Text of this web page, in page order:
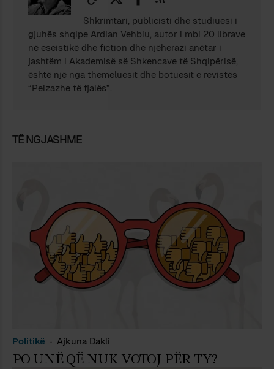
Shkrimtari, publicisti dhe studiuesi i
gjuhës shqipe Ardian Vehbiu, autor i mbi 20 librave
në eseistikë dhe fiction dhe njëherazi anëtar i
jashtëm i Akademisë së Shkencave të Shqipërisë,
është një nga themeluesit dhe botuesit e revistës
“Peizazhe të fjalës”.
TË NGJASHME
Politikë Ajkuna Dakli
PO UNË QË NUK VOTOJ PËR TY?